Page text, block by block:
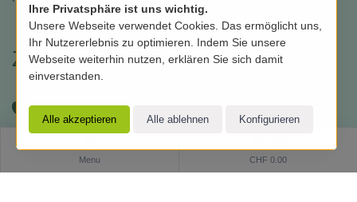
Menu CHF 0.00
Zahlungsmittel
Ihre Privatsphäre ist uns wichtig.
Unsere Webseite verwendet Cookies. Das ermöglicht uns,
Ihr Nutzererlebnis zu optimieren. Indem Sie unsere
Webseite weiterhin nutzen, erklären Sie sich damit
einverstanden.